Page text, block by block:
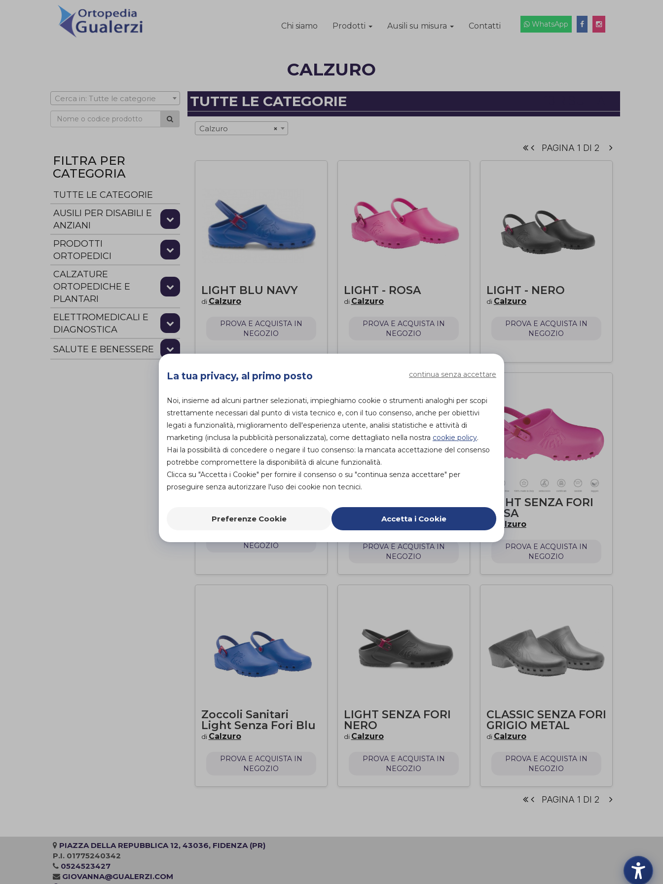
Chi siamo Prodotti Ausili su misura Contatti WhatsApp
CALZURO
Cerca in: Tutte le categorie
FILTRA PER
CATEGORIA
TUTTE LE CATEGORIE
AUSILI PER DISABILI E
ANZIANI
PRODOTTI
ORTOPEDICI
CALZATURE
ORTOPEDICHE E
PLANTARI
ELETTROMEDICALI E
DIAGNOSTICA
SALUTE E BENESSERE
TUTTE LE CATEGORIE
×
Calzuro
PAGINA 1 DI 2
LIGHT BLU NAVY
di Calzuro
PROVA E ACQUISTA IN
NEGOZIO
LIGHT - ROSA
di Calzuro
PROVA E ACQUISTA IN
NEGOZIO
LIGHT - NERO
di Calzuro
PROVA E ACQUISTA IN
NEGOZIO
NEGOZIO
Calzuro
PROVA E ACQUISTA IN
NEGOZIO
LIGHT SENZA FORI
ROSA
diCalzuro
PROVA E ACQUISTA IN
NEGOZIO
Zoccoli Sanitari
Light Senza Fori Blu
di Calzuro
PROVA E ACQUISTA IN
NEGOZIO
LIGHT SENZA FORI
NERO
di Calzuro
PROVA E ACQUISTA IN
NEGOZIO
CLASSIC SENZA FORI
GRIGIO METAL
di Calzuro
PROVA E ACQUISTA IN
NEGOZIO
PAGINA 1 DI 2
PIAZZA DELLA REPUBBLICA 12, 43036, FIDENZA (PR)
P.I. 01775240342
0524523427
GIOVANNA@GUALERZI.COM
La tua privacy, al primo posto continua senza accettare
Noi, insieme ad alcuni partner selezionati, impieghiamo cookie o strumenti analoghi per scopi
strettamente necessari dal punto di vista tecnico e, con il tuo consenso, anche per obiettivi
legati a funzionalità, miglioramento dell'esperienza utente, analisi statistiche e attività di
marketing (inclusa la pubblicità personalizzata), come dettagliato nella nostra cookie policy.
Hai la possibilità di concedere o negare il tuo consenso: la mancata accettazione del consenso
potrebbe compromettere la disponibilità di alcune funzionalità.
Clicca su "Accetta i Cookie" per fornire il consenso o su "continua senza accettare" per
proseguire senza autorizzare l'uso dei cookie non tecnici.
Preferenze Cookie Accetta i Cookie